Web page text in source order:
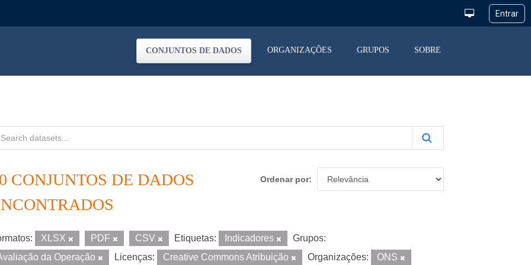
CONJUNTOS DE DADOS ORGANIZAÇÕES GRUPOS SOBRE
Ordenar por
CONJUNTOS DE DADOS
XLSX PDF CSV Etiquetas: Indicadores
Grupos:
da Operação
Licenças: Creative Commons Atribuição Organizações: ONS